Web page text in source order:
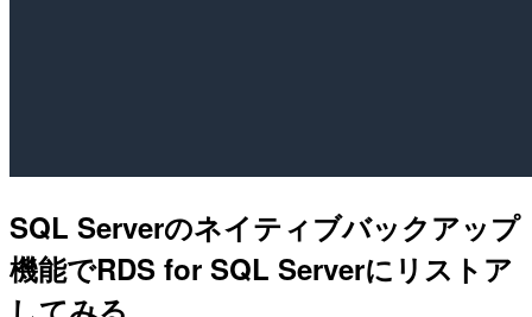
SQL Serverのネイティブバックアップ
機能でRDS for SQL Serverにリストア